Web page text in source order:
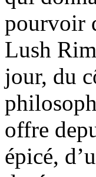
pourvoir
Lush
jour, du
offre
épicé,